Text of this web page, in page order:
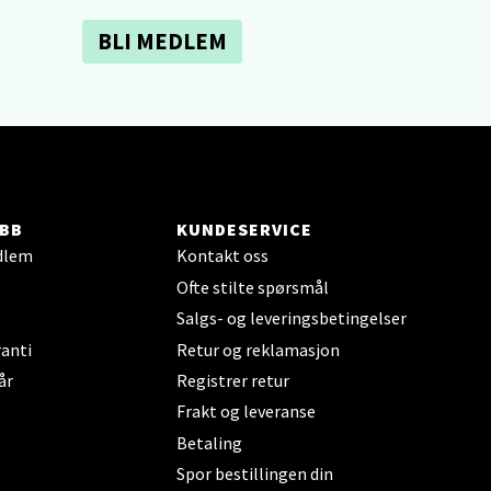
BLI MEDLEM
KUNDESERVICE
Kontakt oss
Ofte stilte spørsmål
Salgs- og leveringsbetingelser
Retur og reklamasjon
Registrer retur
Frakt og leveranse
Betaling
Spor bestillingen din